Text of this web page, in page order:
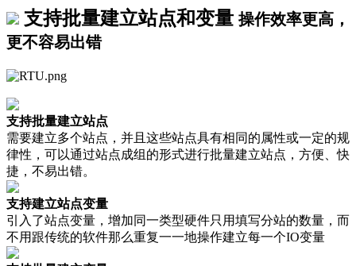
支持批量建立站点和变量 操作效率更高，
更不容易出错
支持批量建立站点
需要建立多个站点，并且这些站点具有相同的属性或一定的规
律性，可以通过站点成组的形式进行批量建立站点，方便、快
捷，不易出错。
支持建立站点变量
引入了站点变量，增加同一类型硬件只用填写分站的数量，而
不用跟传统的软件那么重复一一地操作建立每一个IO变量